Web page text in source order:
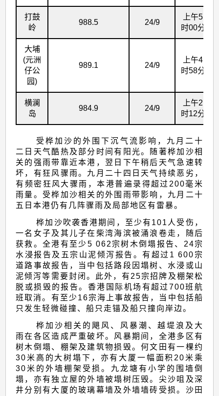
打鼓
岭
988.5 24/9
上午5
时00分
大埔
(元洲
仔公
园)
989.1 24/9
上午4
时58分
横澜
岛
984.9 24/9
上午2
时12分
受桦加沙的外围下沉气流影响，九月二十
二日天气酷热及部分时间有阳光。随著桦加沙相
关的强雨带靠近本港，翌日下午稍后天气急速转
坏，有狂风骤雨。九月二十四日天气持续恶劣，
有频密狂风大骤雨，本港普遍录得超过200毫米
雨量。受桦加沙相关的外围雨带影响，九月二十
五日本港仍有几阵骤雨及局部地区有雷暴。
桦加沙吹袭香港期间，至少有101人受伤，
一名女子及其儿子在柴湾海滨被涌浪卷走，随后
获救。全港有至少5 062宗树木倒塌报告、24宗
水浸报告及五宗山泥倾泻报告。有超过1 600宗
道路事故报告，当中包括路段因塌树、水浸或山
泥倾泻等需要封闭。此外，有25宗招牌及棚架松
脱或损毁的报告。香港国际机场有超过700班航
班取消。有至少16宗海上事故报告，当中包括船
只发生轻微碰撞、船只走锚及船只撞向岸边。
桦加沙相关的飓风、风暴潮、越堤浪及大
雨在各区造成严重破坏。风暴期间，全港多区有
树木倒塌、棚架及建筑物损毁。何文田有一棵约
30米高的大树塌下，亦有大厦一幅面积20米乘
30米的外墙棚架受损。九龙塘有小学的围墙倒
塌，亦有独立屋的外墙被塌树压毁。尖沙咀及深
井分别有大厦的玻璃幕墙及外墙墙砖受损。沙田